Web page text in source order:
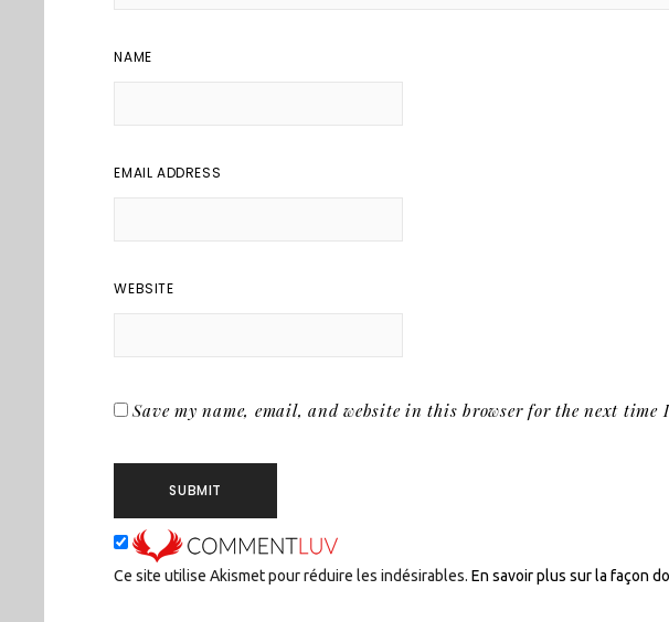
NAME
EMAIL ADDRESS
WEBSITE
Save my name, email, and website in this browser for the next time I
Ce site utilise Akismet pour réduire les indésirables.En savoir plus sur la façon